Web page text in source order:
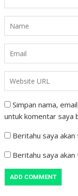
Simpan nama,
untuk komentar saya
Beritahu saya
Beritahu saya